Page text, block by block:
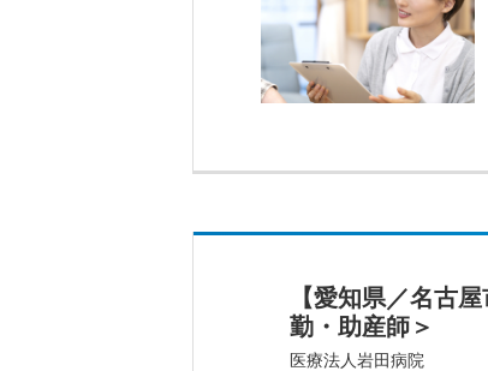
【愛知県／名古
勤・助産師＞
医療法人岩田病院